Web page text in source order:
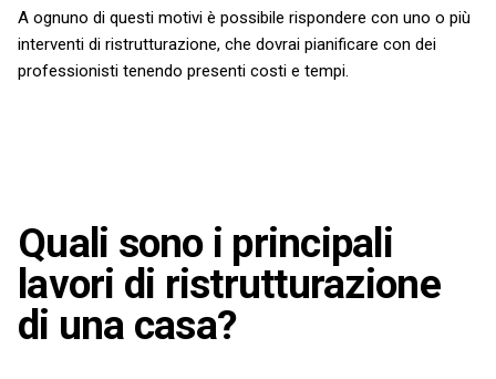
A ognuno di questi motivi è possibile rispondere con uno o più
interventi di ristrutturazione, che dovrai pianificare con dei
professionisti tenendo presenti costi e tempi.
Quali sono i principali
lavori di ristrutturazione
di una casa?